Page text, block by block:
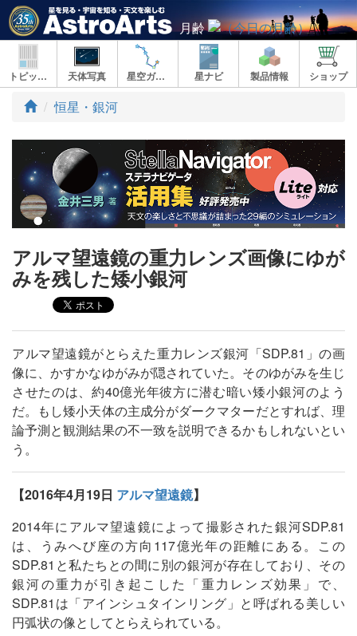
月齢
トピックス 天体写真 星空ガイド 星ナビ 製品情報 ショップ
ト
プ
恒星・銀河
アルマ望遠鏡の重力レンズ画像にゆが
みを残した矮小銀河
アルマ望遠鏡がとらえた重力レンズ銀河「SDP.81」の画
像に、かすかなゆがみが隠されていた。そのゆがみを生じ
させたのは、約40億光年彼方に潜む暗い矮小銀河のよう
だ。もし矮小天体の主成分がダークマターだとすれば、理
論予測と観測結果の不一致を説明できるかもしれないとい
う。
【2016年4月19日 アルマ望遠鏡】
2014年にアルマ望遠鏡によって撮影された銀河SDP.81
は、うみへび座の方向117億光年の距離にある。この
SDP.81と私たちとの間に別の銀河が存在しており、その
銀河の重力が引き起こした「重力レンズ効果」で、
SDP.81は「アインシュタインリング」と呼ばれる美しい
円弧状の像としてとらえられている。